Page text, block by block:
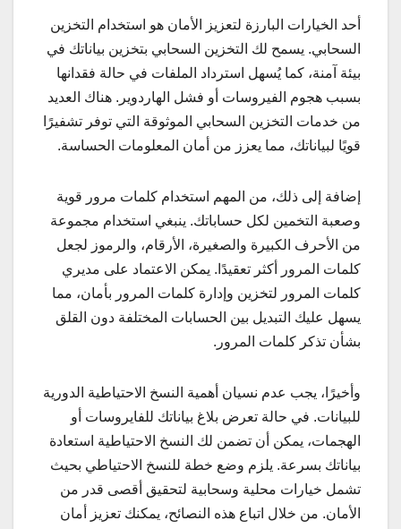
أحد الخيارات البارزة لتعزيز الأمان هو استخدام التخزين
السحابي. يسمح لك التخزين السحابي بتخزين بياناتك في
بيئة آمنة، كما يُسهل استرداد الملفات في حالة فقدانها
بسبب هجوم الفيروسات أو فشل الهاردوير. هناك العديد
من خدمات التخزين السحابي الموثوقة التي توفر تشفيرًا
قويًا لبياناتك، مما يعزز من أمان المعلومات الحساسة.
إضافة إلى ذلك، من المهم استخدام كلمات مرور قوية
وصعبة التخمين لكل حساباتك. ينبغي استخدام مجموعة
من الأحرف الكبيرة والصغيرة، الأرقام، والرموز لجعل
كلمات المرور أكثر تعقيدًا. يمكن الاعتماد على مديري
كلمات المرور لتخزين وإدارة كلمات المرور بأمان، مما
يسهل عليك التبديل بين الحسابات المختلفة دون القلق
بشأن تذكر كلمات المرور.
وأخيرًا، يجب عدم نسيان أهمية النسخ الاحتياطية الدورية
للبيانات. في حالة تعرض بلاغ بياناتك للفايروسات أو
الهجمات، يمكن أن تضمن لك النسخ الاحتياطية استعادة
بياناتك بسرعة. يلزم وضع خطة للنسخ الاحتياطي بحيث
تشمل خيارات محلية وسحابية لتحقيق أقصى قدر من
الأمان. من خلال اتباع هذه النصائح، يمكنك تعزيز أمان